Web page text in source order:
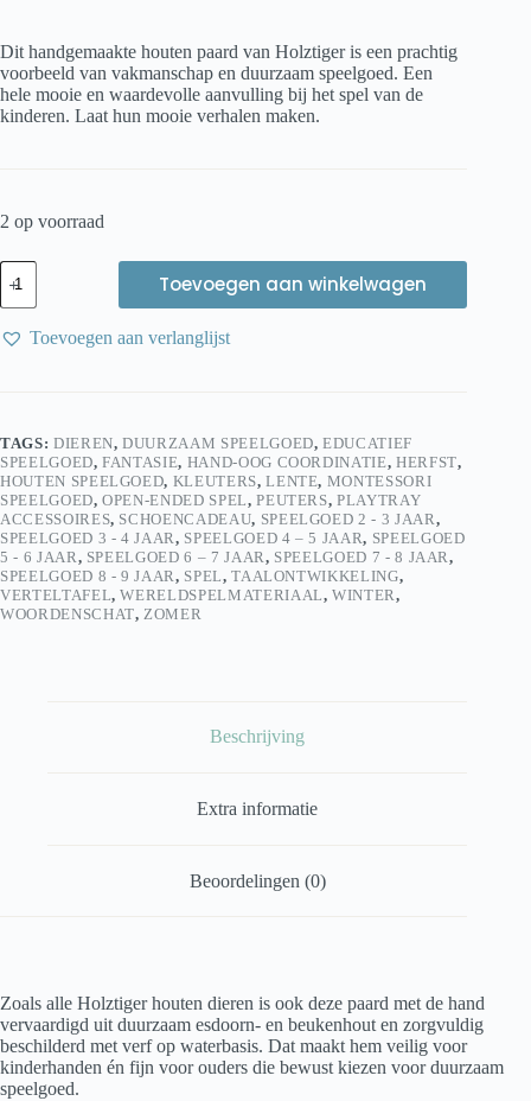
Dit handgemaakte houten paard van Holztiger is een prachtig
voorbeeld van vakmanschap en duurzaam speelgoed. Een
hele mooie en waardevolle aanvulling bij het spel van de
kinderen. Laat hun mooie verhalen maken.
2 op voorraad
Holztiger
Paard,
staand,
lichtbruin
educatief
speelgoed.
aantal
Toevoegen aan winkelwagen
Toevoegen aan verlanglijst
TAGS: DIEREN,DUURZAAM SPEELGOED,EDUCATIEF
SPEELGOED,FANTASIE, HAND-OOG COORDINATIE, HERFST,
HOUTEN SPEELGOED, KLEUTERS,LENTE, MONTESSORI
SPEELGOED,OPEN-ENDED SPEL,PEUTERS,PLAYTRAY
ACCESSOIRES, SCHOENCADEAU, SPEELGOED 2 - 3 JAAR ,
SPEELGOED 3 - 4 JAAR , SPEELGOED 4 – 5 JAAR, SPEELGOED
5 - 6 JAAR , SPEELGOED 6 – 7 JAAR , SPEELGOED 7 - 8 JAAR,
SPEELGOED 8 - 9 JAAR , SPEL,TAALONTWIKKELING,
VERTELTAFEL,WERELDSPELMATERIAAL,WINTER,
WOORDENSCHAT, ZOMER
Beschrijving
Extra informatie
Beoordelingen (0)
Zoals alle Holztiger houten dieren is ook deze paard met de hand
vervaardigd uit duurzaam esdoorn- en beukenhout en zorgvuldig
beschilderd met verf op waterbasis. Dat maakt hem veilig voor
kinderhanden én fijn voor ouders die bewust kiezen voor duurzaam
speelgoed.